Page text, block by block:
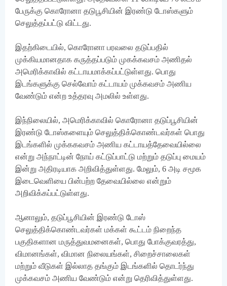
பேருக்கு கொரோனா தடுபூசியின் இரண்டு டோஸ்களும்
செலுத்தப்பட்டு விட்டது.
இதற்கிடையில், கொரோனா பரவலை தடுப்பதில்
முக்கியமானதாக கருத்தப்படும் முகக்கவசம் அணிதல்
அமெரிக்காவில் கட்டாயமாக்கப்பட்டுள்ளது. பொது
இடங்களுக்கு செல்வோம் கட்டாயம் முக்கவசம் அணிய
வேண்டும் என்ற உத்தரவு அமலில் உள்ளது.
இந்நிலையில், அமெரிக்காவில் கொரோனா தடுப்பூசியின்
இரண்டு டோஸ்களையும் செலுத்திக்கொண்டவர்கள் பொது
இடங்களில் முக்ககவசம் அணிய கட்டாயத்தேவையில்லை
என்று அந்நாட்டின் நோய் கட்டுப்பாட்டு மற்றும் தடுப்பு மையம்
இன்று அதிரடியாக அறிவித்துள்ளது. மேலும், 6 அடி சமூக
இடைவெளியை பின்பற்ற தேவையில்லை என்றும்
அறிவிக்கப்பட்டுள்ளது.
ஆனாலும், தடுப்பூசியின் இரண்டு டோஸ்
செலுத்திக்கொண்டவர்கள் மக்கள் கூட்டம் நிறைந்த
பகுதிகளான மருத்துவமனைகள், பொது போக்குவரத்து,
விமானங்கள், விமான நிலையங்கள், சிறைச்சாலைகள்
மற்றும் வீடுகள் இல்லாத தங்கும் இடங்களில் தொடர்ந்து
முக்கவசம் அணிய வேண்டும் என்று தெரிவித்துள்ளது.